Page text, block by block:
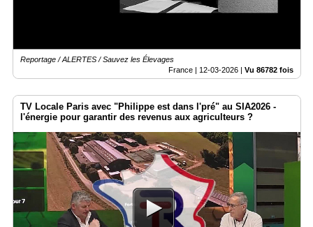
Reportage / ALERTES / Sauvez les Élevages
France | 12-03-2026 | Vu 86782 fois
TV Locale Paris avec "Philippe est dans l'pré" au SIA2026 -
l'énergie pour garantir des revenus aux agriculteurs ?